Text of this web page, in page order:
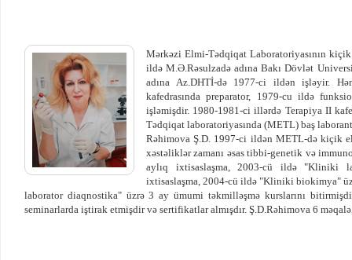
Mərkəzi Elmi-Tədqiqat Laboratoriyasının
ildə M.Ə.Rəsulzadə adına Bakı Dövlət
adına Az.DHTİ-də 1977-ci ildən işləyir.
kafedrasında preparator, 1979-cu ildə
işləmişdir. 1980-1981-ci illərdə Terapiya ІІ
Tədqiqat laboratoriyasında (METL) baş
Rəhimova Ş.D. 1997-ci ildən METL-də kiçik
xəstəliklər zamanı əsas tibbi-genetik və
aylıq ixtisaslaşma, 2003-cü ildə "Kliniki
ixtisaslaşma, 2004-cü ildə "Kliniki biokimya"
laborator diaqnostika" üzrə 3 ay ümumi təkmilləşmə kurslarını
seminarlarda iştirak etmişdir və sertifikatlar almışdır. Ş.D.Rəhimova 6